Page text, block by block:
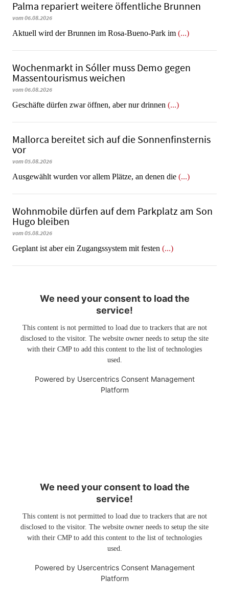
Palma repariert weitere öffentliche Brunnen
vom 06.08.2026
Aktuell wird der Brunnen im Rosa-Bueno-Park im (...)
Wochenmarkt in Sóller muss Demo gegen
Massentourismus weichen
vom 06.08.2026
Geschäfte dürfen zwar öffnen, aber nur drinnen (...)
Mallorca bereitet sich auf die Sonnenfinsternis
vor
vom 05.08.2026
Ausgewählt wurden vor allem Plätze, an denen die (...)
Wohnmobile dürfen auf dem Parkplatz am Son
Hugo bleiben
vom 05.08.2026
Geplant ist aber ein Zugangssystem mit festen (...)
We need your consent to load the
service!
This content is not permitted to load due to trackers that are not
disclosed to the visitor. The website owner needs to setup the site
with their CMP to add this content to the list of technologies
used.
Powered by Usercentrics Consent Management
Platform
We need your consent to load the
service!
This content is not permitted to load due to trackers that are not
disclosed to the visitor. The website owner needs to setup the site
with their CMP to add this content to the list of technologies
used.
Powered by Usercentrics Consent Management
Platform